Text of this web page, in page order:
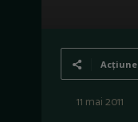
Acțiune
11 mai 2011